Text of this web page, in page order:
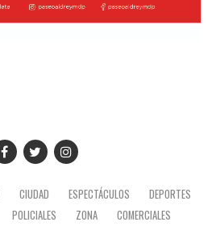
CIUDAD ESPECTÁCULOS
DEPORTES
POLICIALES ZONA COMERCIALES